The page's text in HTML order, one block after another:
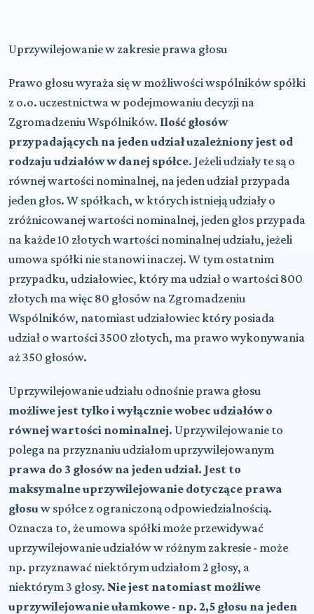
Uprzywilejowanie w zakresie prawa głosu
Prawo głosu wyraża się w możliwości wspólników spółki
z o.o. uczestnictwa w podejmowaniu decyzji na
Zgromadzeniu Wspólników. Ilość głosów
przypadających na jeden udział uzależniony jest od
rodzaju udziałów w danej spółce. Jeżeli udziały te są o
równej wartości nominalnej, na jeden udział przypada
jeden głos. W spółkach, w których istnieją udziały o
zróżnicowanej wartości nominalnej, jeden głos przypada
na każde 10 złotych wartości nominalnej udziału, jeżeli
umowa spółki nie stanowi inaczej. W tym ostatnim
przypadku, udziałowiec, który ma udział o wartości 800
złotych ma więc 80 głosów na Zgromadzeniu
Wspólników, natomiast udziałowiec który posiada
udział o wartości 3500 złotych, ma prawo wykonywania
aż 350 głosów.
Uprzywilejowanie udziału odnośnie prawa głosu
możliwe jest tylko i wyłącznie wobec udziałów o
równej wartości nominalnej. Uprzywilejowanie to
polega na przyznaniu udziałom uprzywilejowanym
prawa do 3 głosów na jeden udział. Jest to
maksymalne uprzywilejowanie dotyczące prawa
głosu w spółce z ograniczoną odpowiedzialnością.
Oznacza to, że umowa spółki może przewidywać
uprzywilejowanie udziałów w różnym zakresie - może
np. przyznawać niektórym udziałom 2 głosy, a
niektórym 3 głosy. Nie jest natomiast możliwe
uprzywilejowanie ułamkowe - np. 2,5 głosu na jeden